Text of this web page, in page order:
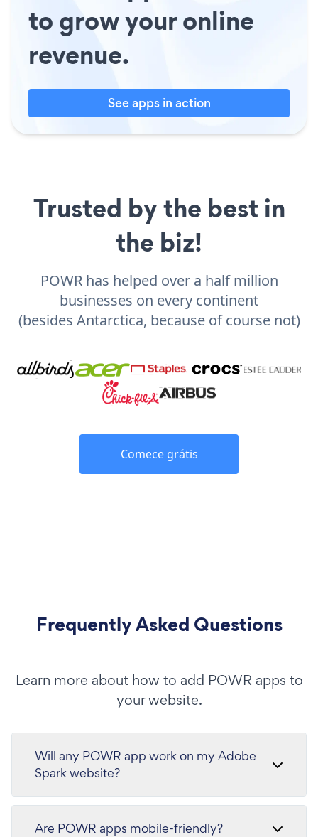
to grow your online
revenue.
See apps in action
Trusted by the best in
the biz!
POWR has helped over a half million
businesses on every continent
(besides Antarctica, because of course not)
Comece grátis
Frequently Asked Questions
Learn more about how to add POWR apps to
your website.
Will any POWR app work on my Adobe
Spark website?
Are POWR apps mobile-friendly?